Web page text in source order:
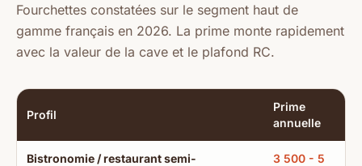
Fourchettes constatées sur le segment haut de
gamme français en 2026. La prime monte rapidement
avec la valeur de la cave et le plafond RC.
Profil
Prime
annuelle
Bistronomie / restaurant semi-
3 500 - 5